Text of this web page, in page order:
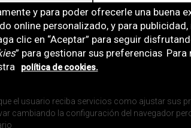
y para poder ofrecerle una buena
online personalizado, y para
clic en “Aceptar” para seguir
” para gestionar sus preferencias Para
política de cookies.
el usuario reciba servicios como ajustar sus
cambiando la configuración del navegador